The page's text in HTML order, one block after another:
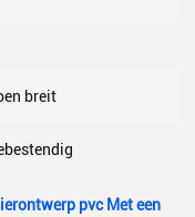
breit
pvc Met een